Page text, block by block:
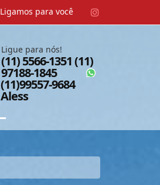
Ligamos para você
Ligue para nós!
(11) 5566-1351 (11)
97188-1845
(11)99557-9684
Aless